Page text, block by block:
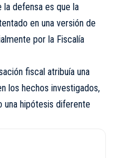
la defensa es que la
en una versión de
por la Fiscalía
fiscal atribuía una
los hechos investigados,
una hipótesis diferente